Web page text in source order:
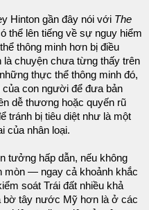
Hinton gần đây nói với The
thể lên tiếng về sự nguy hiểm
thông minh hơn bị điều
là chuyện chưa từng thấy trên
thực thể thông minh đó,
con người để đưa bản
dễ thương hoặc quyến rũ
tránh bị tiêu diệt như là một
của nhân loại.
tưởng hấp dẫn, nếu không
mòn — ngay cả khoảnh khắc
soát Trái đất nhiều khả
bờ tây nước Mỹ hơn là ở các